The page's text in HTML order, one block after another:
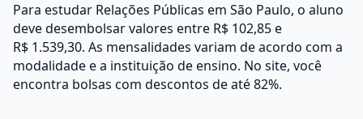
Para estudar Relações Públicas em São Paulo, o aluno
deve desembolsar valores entre R$ 102,85 e
R$ 1.539,30. As mensalidades variam de acordo com a
modalidade e a instituição de ensino. No site, você
encontra bolsas com descontos de até 82%.